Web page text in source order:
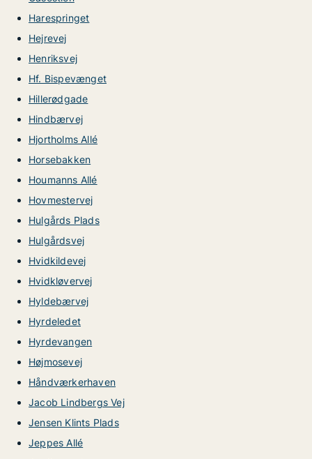
Harespringet
Hejrevej
Henriksvej
Hf. Bispevænget
Hillerødgade
Hindbærvej
Hjortholms Allé
Horsebakken
Houmanns Allé
Hovmestervej
Hulgårds Plads
Hulgårdsvej
Hvidkildevej
Hvidkløvervej
Hyldebærvej
Hyrdeledet
Hyrdevangen
Højmosevej
Håndværkerhaven
Jacob Lindbergs Vej
Jensen Klints Plads
Jeppes Allé